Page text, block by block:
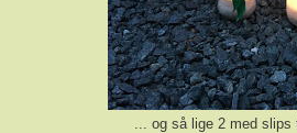
... og så lige 2 med